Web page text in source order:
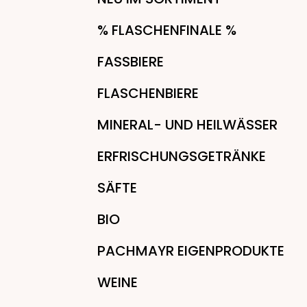
% FLASCHENFINALE %
FASSBIERE
FLASCHENBIERE
MINERAL- UND HEILWÄSSER
ERFRISCHUNGSGETRÄNKE
SÄFTE
BIO
PACHMAYR EIGENPRODUKTE
WEINE